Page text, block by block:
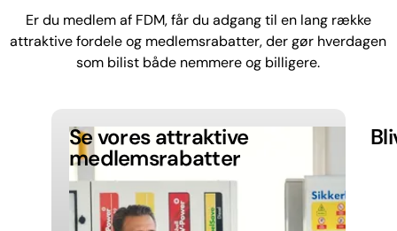
Er du medlem af FDM, får du adgang til en lang række
attraktive fordele og medlemsrabatter, der gør hverdagen
som bilist både nemmere og billigere.
Se vores attraktive
medlemsrabatter